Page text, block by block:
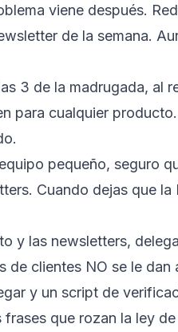
viene después.
de la semana.
3 de la madrugada, al
para cualquier
pequeño, seguro
Cuando dejas que
y las newsletters,
clientes NO se le
y un script de
frases que rozan la ley